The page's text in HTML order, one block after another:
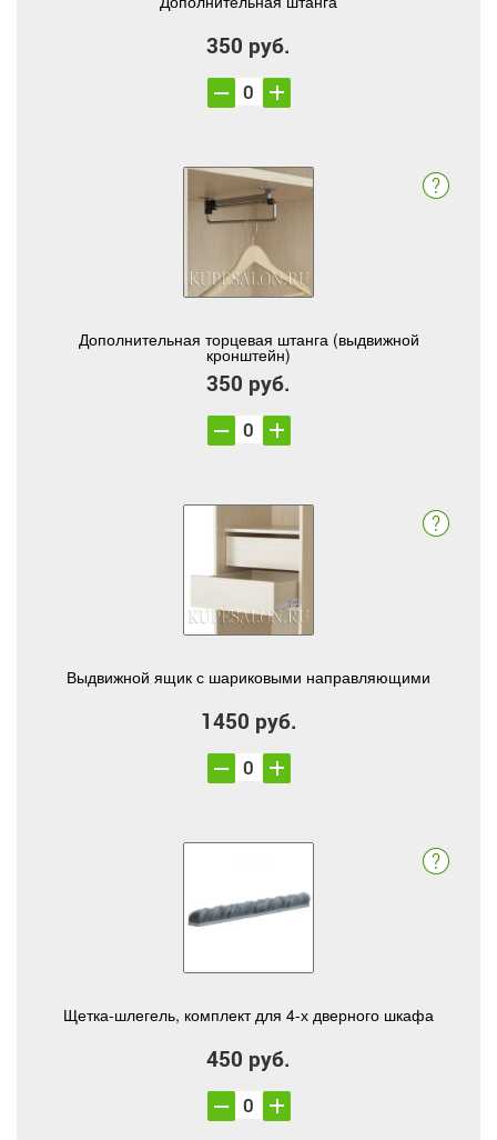
350 руб.
Дополнительная торцевая штанга (выдвижной
кронштейн)
350 руб.
Выдвижной ящик с шариковыми направляющими
1450 руб.
Щетка-шлегель, комплект для 4-х дверного шкафа
450 руб.